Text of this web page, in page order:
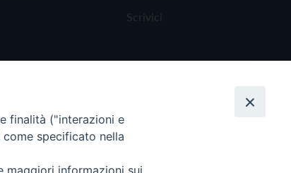
Scrivici
finalità ("interazioni e
specificato nella